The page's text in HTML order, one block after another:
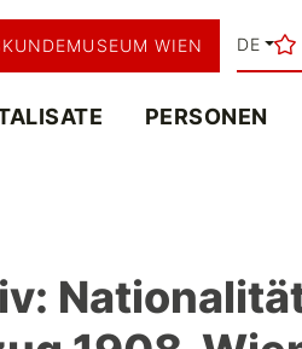
WIEN DE
PERSONEN